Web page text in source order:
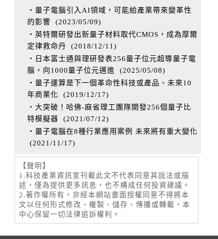
‧量子電腦引入AI領域，可能給產業帶來變革性
的影響 (2023/05/09)
‧英特爾研發出新量子材料取代CMOS，成為摩爾
定律救命丹 (2018/12/11)
‧日本富士通與理研發表256量子位元超導量子電
腦，向1000量子位元邁進 (2025/05/08)
‧量子運算是下一個革命性科技或產品、未來10
年商業化 (2019/12/17)
‧大突破！哈佛-麻省理工團隊開發256個量子比
特模擬器 (2021/07/12)
‧量子電腦在8種行業應用案例 未來將有重大變化
(2021/11/17)
【聲明】
1.科技產業資訊室刊載此文不代表同意其說法或描
述，僅為提供更多訊息，也不構成任何投資建議。
2.著作權所有，非經本網站書面授權同意不得將本
文以任何形式修改、複製、儲存、傳播或轉載，本
中心保留一切法律追訴權利。